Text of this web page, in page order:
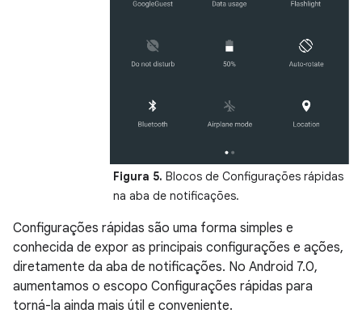
Figura 5. Blocos de Configurações rápidas
na aba de notificações.
Configurações rápidas são uma forma simples e
conhecida de expor as principais configurações e ações,
diretamente da aba de notificações. No Android 7.0,
aumentamos o escopo Configurações rápidas para
torná-la ainda mais útil e conveniente.